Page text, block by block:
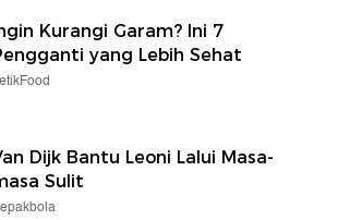
Kurangi Garam? Ini 7
yang Lebih Sehat
Dijk Bantu Leoni Lalui Masa-
Sulit